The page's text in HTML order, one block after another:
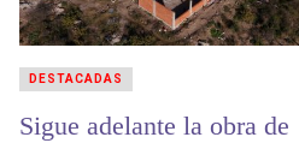
Sigue adelante la obra de
DESTACADAS